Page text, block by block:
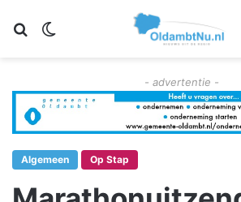
Zoeken
- advertentie -
Algemeen Op Stap